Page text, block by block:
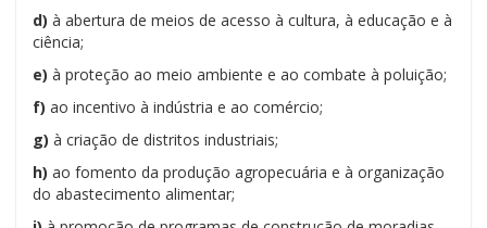
d) à abertura de meios de acesso à cultura, à educação e à
ciência;
e) à proteção ao meio ambiente e ao combate à poluição;
f) ao incentivo à indústria e ao comércio;
g) à criação de distritos industriais;
h) ao fomento da produção agropecuária e à organização
do abastecimento alimentar;